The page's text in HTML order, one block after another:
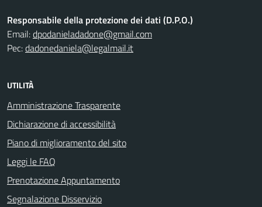
Responsabile della protezione dei dati (D.P.O.)
Email:dpodanieladadone@gmail.com
Pec:dadonedaniela@legalmail.it
UTILITÀ
Amministrazione Trasparente
Dichiarazione di accessibilità
Piano di miglioramento del sito
Leggi le FAQ
Prenotazione Appuntamento
Segnalazione Disservizio